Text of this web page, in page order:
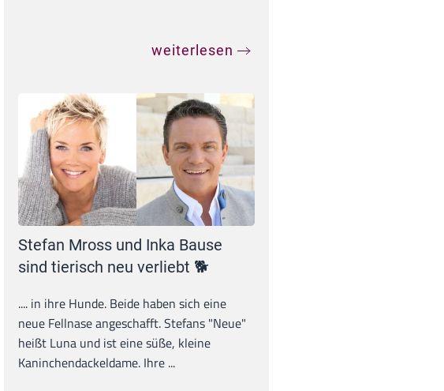
weiterlesen
Stefan Mross und Inka Bause
sind tierisch neu verliebt 🐕
.... in ihre Hunde. Beide haben sich eine
neue Fellnase angeschafft. Stefans "Neue"
heißt Luna und ist eine süße, kleine
Kaninchendackeldame. Ihre ...